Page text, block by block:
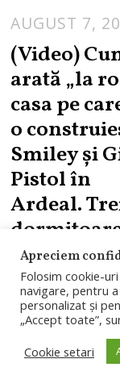
AUGUST 7,
(Video)
arată „la
casa pe
o
Smiley şi
Pistol în
Ardeal.
living
sobă
Smiley și Gina
Pistol
o casă de
Apreciem
Folosim cookie-
navigare, pentru
personalizat și
„Accept toate”,
Cookie setari